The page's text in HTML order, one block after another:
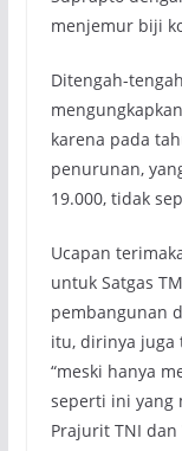
menjemur biji
Ditengah-
karena pada
penurunan,
19.000, tidak
Ucapan
untuk Satgas
pembangunan
itu, dirinya juga
“meski hanya
seperti ini yang
Prajurit TNI